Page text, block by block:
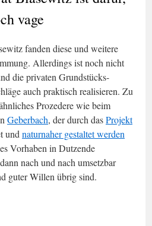
vage
fanden diese und weitere
Allerdings ist noch nicht
die privaten Grundstücks-
auch praktisch realisieren. Zu
Prozedere wie beim
Geberbach, der durch dasProjekt
und naturnaher gestaltet werden
Vorhaben in Dutzende
nach und nach umsetzbar
guter Willen übrig sind.